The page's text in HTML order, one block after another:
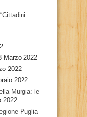
Marzo 2022
2022
2022
Murgia: le
2022
Puglia